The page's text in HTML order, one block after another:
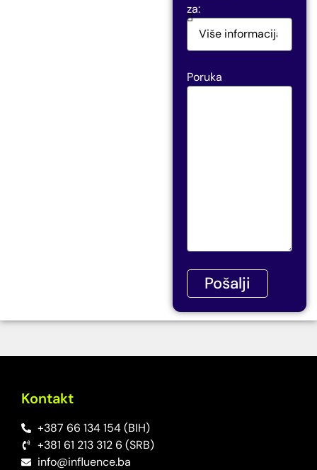
za:
Poruka
Pošalji
Kontakt
+387 66 134 154 (BIH)
+381 61 213 312 6 (SRB)
info@influence.ba